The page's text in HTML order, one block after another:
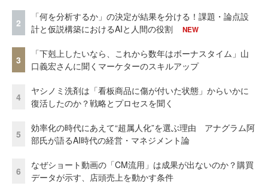
2
「何を分析するか」の決定が結果を分ける！課題・論点設
計と仮説構築におけるAIと人間の役割
NEW
3
「下剋上したいなら、これから数年はボーナスタイム」山
口義宏さんに聞くマーケターのスキルアップ
4
ヤシノミ洗剤は「看板商品に傷が付いた状態」からいかに
復活したのか？戦略とプロセスを聞く
5
効率化の時代にあえて“超属人化”を選ぶ理由 アナグラム阿
部氏が語るAI時代の経営・マネジメント論
6
なぜショート動画の「CM流用」は成果が出ないのか？購買
データが示す、店頭売上を動かす条件